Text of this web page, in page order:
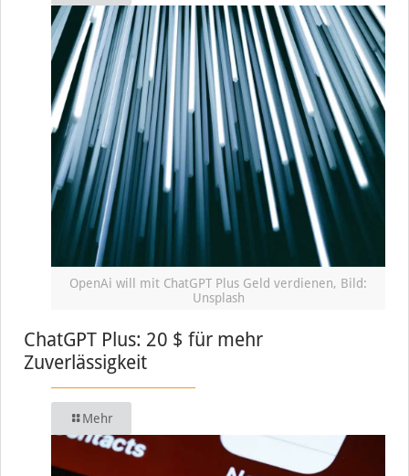
OpenAi will mit ChatGPT Plus Geld verdienen, Bild:
Unsplash
ChatGPT Plus: 20 $ für mehr
Zuverlässigkeit
Mehr